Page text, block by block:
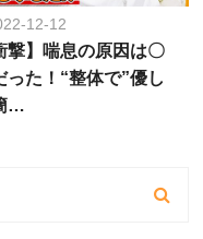
12-12
撃】喘息の原因は〇
った！“整体で”優し
…